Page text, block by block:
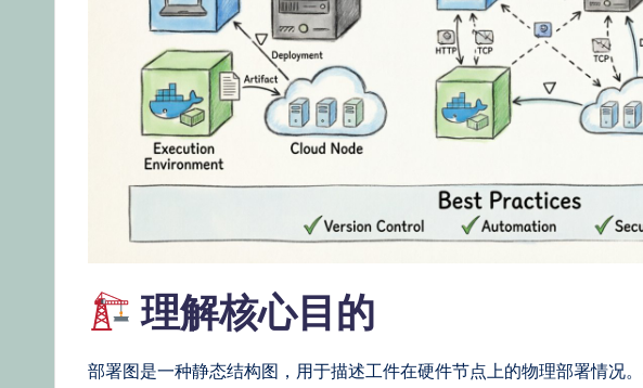
理解核心目的
部署图是一种静态结构图，用于描述工件在硬件节点上的物理部署情况